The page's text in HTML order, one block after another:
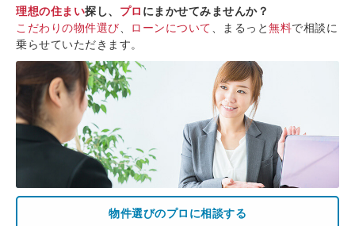
理想の住まい探し、 プロ にまかせてみませんか？
こだわりの物件選び
ローンについて 、まるっと無料で相談に
乗らせていただきます。
物件選びのプロに相談する